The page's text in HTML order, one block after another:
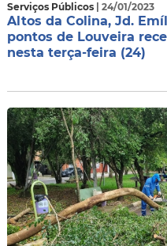
Serviços Públicos | 24/01/2023
Altos da Colina, Jd.
pontos de Louveira
nesta terça-feira (24)